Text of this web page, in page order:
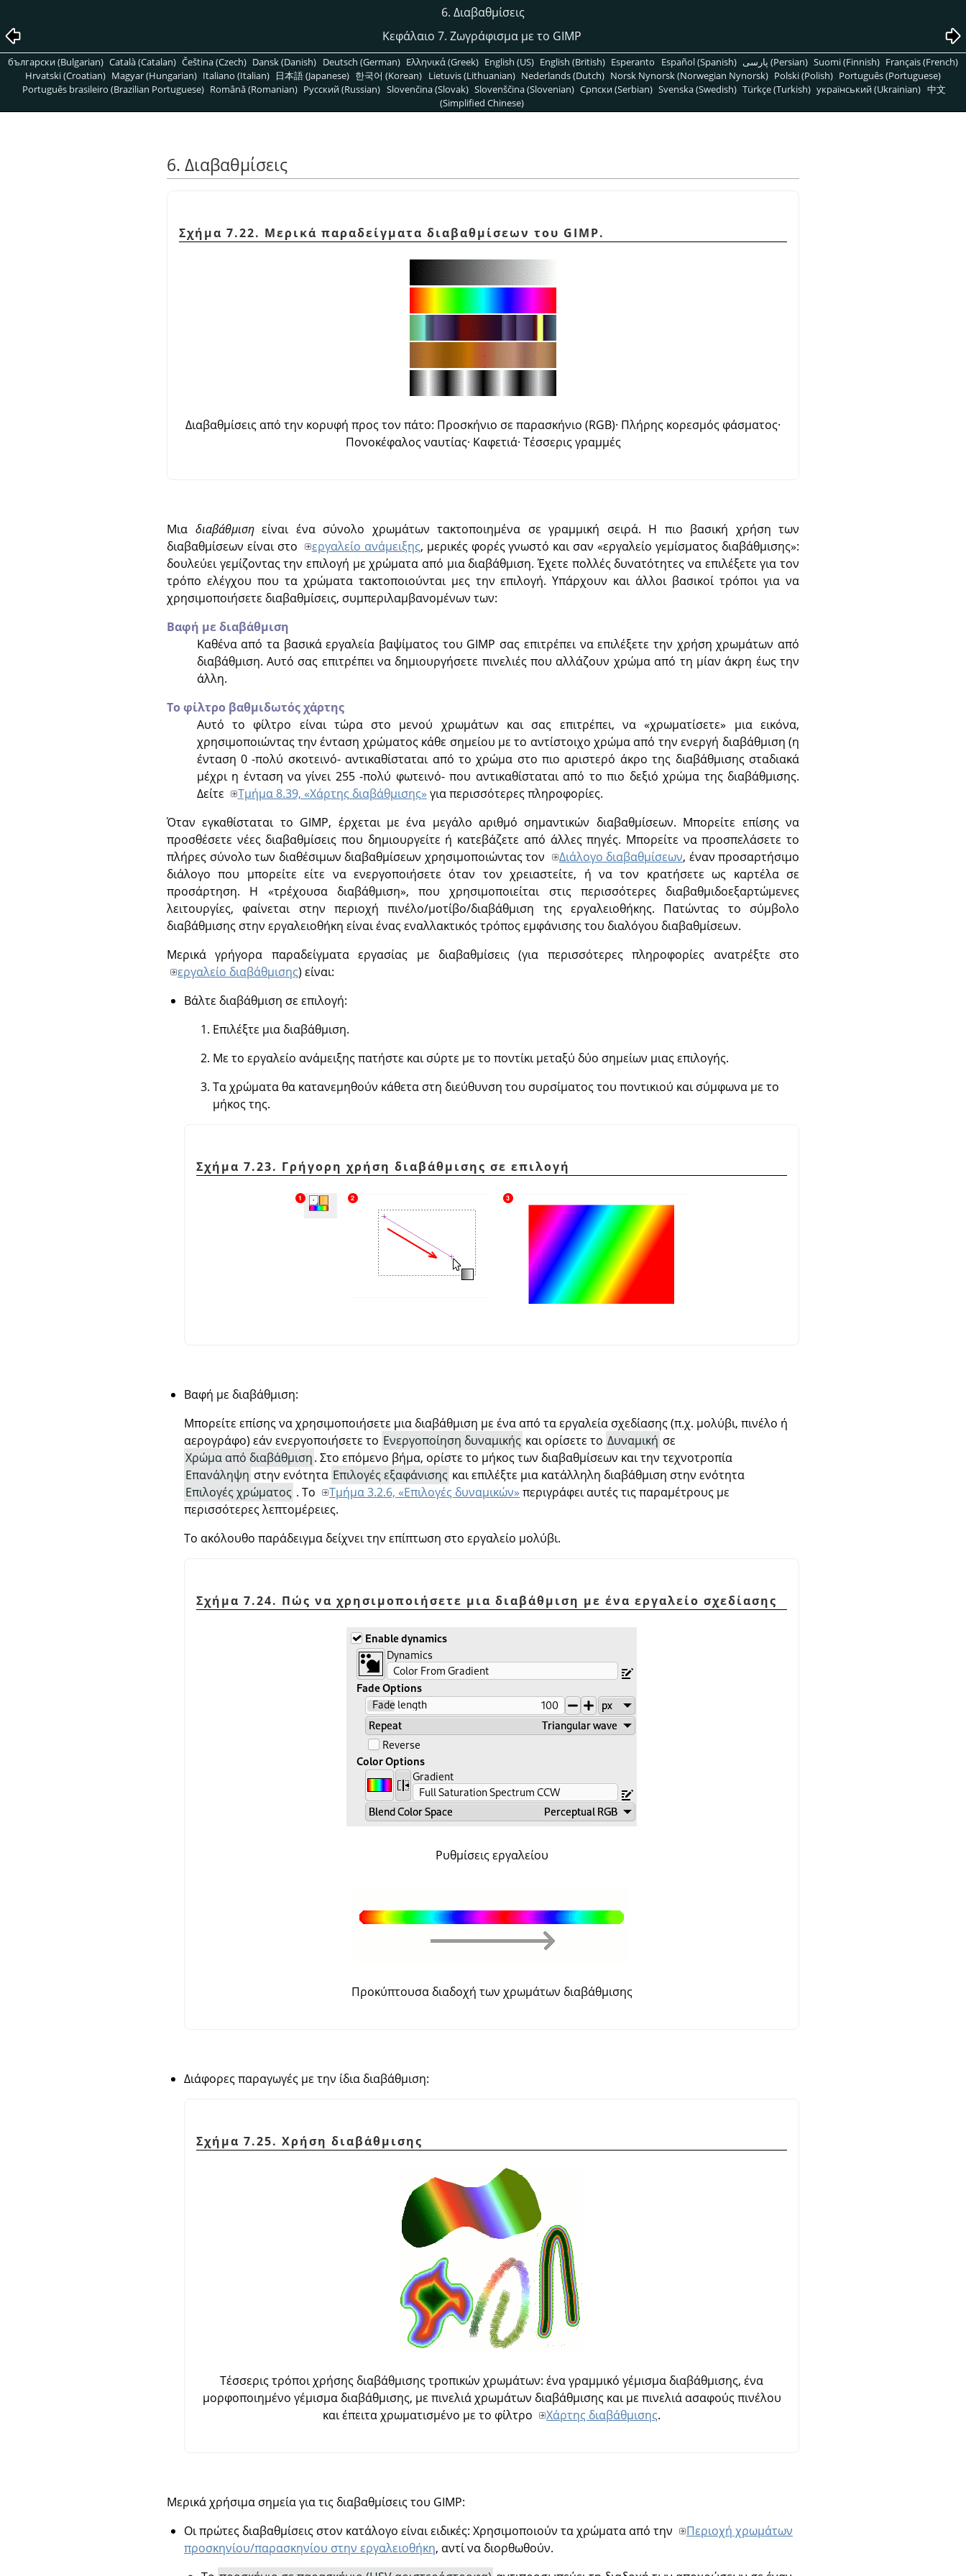
6. Διαβαθμίσεις
Κεφάλαιο 7. Ζωγράφισμα με το GIMP
български (Bulgarian) Català (Catalan) Čeština (Czech) Dansk (Danish) Deutsch (German) Ελληνικά (Greek) English (US) English (British) Esperanto Español (Spanish) پارسی (Persian) Suomi (Finnish) Français (French)
Hrvatski (Croatian) Magyar (Hungarian) Italiano (Italian) 日本語 (Japanese) 한국어 (Korean) Lietuvis (Lithuanian) Nederlands (Dutch) Norsk Nynorsk (Norwegian Nynorsk) Polski (Polish) Português (Portuguese)
Português brasileiro (Brazilian Portuguese) Română (Romanian) Pусский (Russian) Slovenčina (Slovak) Slovenščina (Slovenian) Српски (Serbian) Svenska (Swedish) Türkçe (Turkish) український (Ukrainian) 中文
(Simplified Chinese)
6. Διαβαθμίσεις
Σχήμα 7.22. Μερικά παραδείγματα διαβαθμίσεων του GIMP.
Διαβαθμίσεις από την κορυφή προς τον πάτο: Προσκήνιο σε παρασκήνιο (RGB)· Πλήρης κορεσμός φάσματος·
Πονοκέφαλος ναυτίας· Καφετιά· Τέσσερις γραμμές
Μια διαβάθμισηείναι ένα σύνολο χρωμάτων τακτοποιημένα σε γραμμική σειρά. Η πιο βασική χρήση των
διαβαθμίσεων είναι στο
εργαλείο ανάμειξης, μερικές φορές γνωστό και σαν«εργαλείο γεμίσματος διαβάθμισης»:
δουλεύει γεμίζοντας την επιλογή με χρώματα από μια διαβάθμιση. Έχετε πολλές δυνατότητες να επιλέξετε για τον
τρόπο ελέγχου που τα χρώματα τακτοποιούνται μες την επιλογή. Υπάρχουν και άλλοι βασικοί τρόποι για να
χρησιμοποιήσετε διαβαθμίσεις, συμπεριλαμβανομένων των:
Βαφή με διαβάθμιση
Καθένα από τα βασικά εργαλεία βαψίματος του GIMP σας επιτρέπει να επιλέξετε την χρήση χρωμάτων από
διαβάθμιση. Αυτό σας επιτρέπει να δημιουργήσετε πινελιές που αλλάζουν χρώμα από τη μίαν άκρη έως την
άλλη.
Το φίλτρο βαθμιδωτός χάρτης
Αυτό το φίλτρο είναι τώρα στο μενού χρωμάτων και σας επιτρέπει, να«χρωματίσετε» μια εικόνα,
χρησιμοποιώντας την ένταση χρώματος κάθε σημείου με το αντίστοιχο χρώμα από την ενεργή διαβάθμιση (η
ένταση 0 -πολύ σκοτεινό- αντικαθίσταται από το χρώμα στο πιο αριστερό άκρο της διαβάθμισης σταδιακά
μέχρι η ένταση να γίνει 255 -πολύ φωτεινό- που αντικαθίσταται από το πιο δεξιό χρώμα της διαβάθμισης.
Δείτε
Τμήμα 8.39, «Χάρτης διαβάθμισης» για περισσότερες πληροφορίες.
Όταν εγκαθίσταται το GIMP, έρχεται με ένα μεγάλο αριθμό σημαντικών διαβαθμίσεων. Μπορείτε επίσης να
προσθέσετε νέες διαβαθμίσεις που δημιουργείτε ή κατεβάζετε από άλλες πηγές. Μπορείτε να προσπελάσετε το
πλήρες σύνολο των διαθέσιμων διαβαθμίσεων χρησιμοποιώντας τον
Διάλογο διαβαθμίσεων, έναν προσαρτήσιμο
διάλογο που μπορείτε είτε να ενεργοποιήσετε όταν τον χρειαστείτε, ή να τον κρατήσετε ως καρτέλα σε
προσάρτηση. Η «τρέχουσα διαβάθμιση», που χρησιμοποιείται στις περισσότερες διαβαθμιδοεξαρτώμενες
λειτουργίες, φαίνεται στην περιοχή πινέλο/μοτίβο/διαβάθμιση της εργαλειοθήκης. Πατώντας το σύμβολο
διαβάθμισης στην εργαλειοθήκη είναι ένας εναλλακτικός τρόπος εμφάνισης του διαλόγου διαβαθμίσεων.
Μερικά γρήγορα παραδείγματα εργασίας με διαβαθμίσεις (για περισσότερες πληροφορίες ανατρέξτε στο
εργαλείο διαβάθμισης) είναι:
Βάλτε διαβάθμιση σε επιλογή:
Επιλέξτε μια διαβάθμιση.
Με το εργαλείο ανάμειξης πατήστε και σύρτε με το ποντίκι μεταξύ δύο σημείων μιας επιλογής.
Τα χρώματα θα κατανεμηθούν κάθετα στη διεύθυνση του συρσίματος του ποντικιού και σύμφωνα με το
μήκος της.
Σχήμα 7.23. Γρήγορη χρήση διαβάθμισης σε επιλογή
Βαφή με διαβάθμιση:
Μπορείτε επίσης να χρησιμοποιήσετε μια διαβάθμιση με ένα από τα εργαλεία σχεδίασης (π.χ. μολύβι, πινέλο ή
αερογράφο) εάν ενεργοποιήσετε το Ενεργοποίηση δυναμικής και ορίσετε το Δυναμική σε
Χρώμα από διαβάθμιση. Στο επόμενο βήμα, ορίστε το μήκος των διαβαθμίσεων και την τεχνοτροπία
Επανάληψη στην ενότητα Επιλογές εξαφάνισης και επιλέξτε μια κατάλληλη διαβάθμιση στην ενότητα
Επιλογές χρώματος . Το Τμήμα 3.2.6, «Επιλογές δυναμικών» περιγράφει αυτές τις παραμέτρους με
περισσότερες λεπτομέρειες.
Το ακόλουθο παράδειγμα δείχνει την επίπτωση στο εργαλείο μολύβι.
Σχήμα 7.24. Πώς να χρησιμοποιήσετε μια διαβάθμιση με ένα εργαλείο σχεδίασης
Ρυθμίσεις εργαλείου
Προκύπτουσα διαδοχή των χρωμάτων διαβάθμισης
Διάφορες παραγωγές με την ίδια διαβάθμιση:
Σχήμα 7.25. Χρήση διαβάθμισης
Τέσσερις τρόποι χρήσης διαβάθμισης τροπικών χρωμάτων: ένα γραμμικό γέμισμα διαβάθμισης, ένα
μορφοποιημένο γέμισμα διαβάθμισης, με πινελιά χρωμάτων διαβάθμισης και με πινελιά ασαφούς πινέλου
και έπειτα χρωματισμένο με το φίλτρο
Χάρτης διαβάθμισης.
Μερικά χρήσιμα σημεία για τις διαβαθμίσεις του GIMP:
Οι πρώτες διαβαθμίσεις στον κατάλογο είναι ειδικές: Χρησιμοποιούν τα χρώματα από την
Περιοχή χρωμάτων
προσκηνίου/παρασκηνίου στην εργαλειοθήκη, αντί να διορθωθούν.